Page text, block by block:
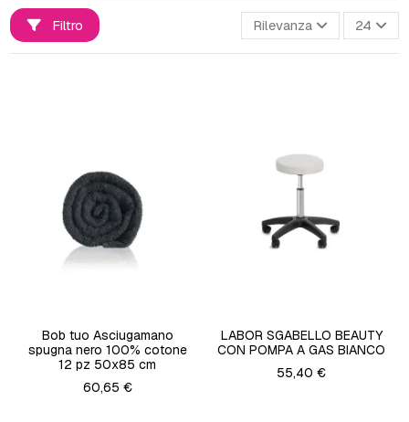
Filtro Rilevanza 24
Bob tuo Asciugamano
spugna nero 100% cotone
12 pz 50x85 cm
60,65 €
LABOR SGABELLO BEAUTY
CON POMPA A GAS BIANCO
55,40 €